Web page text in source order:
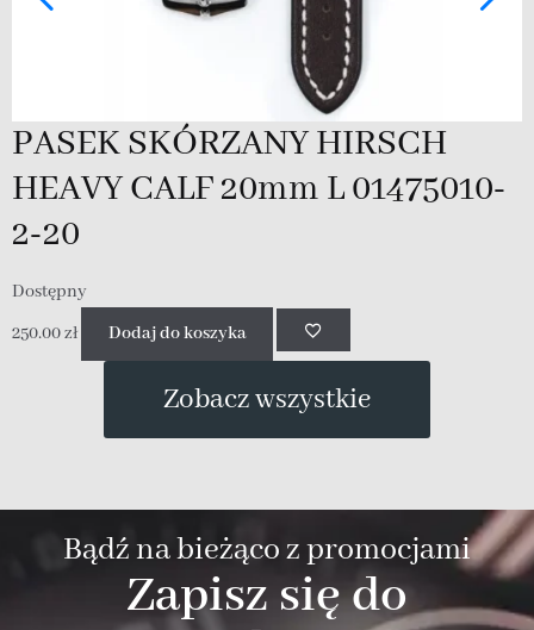
PASEK SKÓRZANY HIRSCH
HEAVY CALF 20mm L 01475010-
2-20
Dostępny
250.00zł Dodaj do koszyka
Zobacz wszystkie
Bądź na bieżąco z promocjami
Zapisz się do